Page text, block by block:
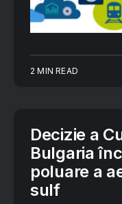
2 MIN READ
Decizie a
Bulgaria
poluare a
sulf